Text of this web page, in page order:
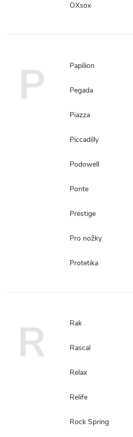
OXsox
P Papilion
Pegada
Piazza
Piccadilly
Podowell
Ponte
Prestige
Pro nožky
Protetika
R Rak
Rascal
Relax
Relife
Rock Spring